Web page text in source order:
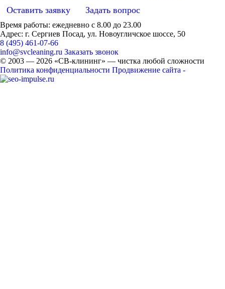
Оставить заявку Задать вопрос
Время работы: ежедневно с 8.00 до 23.00
Адрес: г. Сергиев Посад, ул. Новоугличское шоссе, 50
8 (495) 461-07-66
info@svcleaning.ru Заказать звонок
© 2003 — 2026 «СВ-клининг» — чистка любой сложности
Политика конфиденциальности Продвижение сайта -